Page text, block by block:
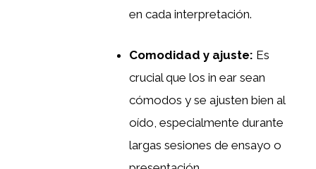
en cada interpretación.
Comodidad y ajuste: Es
crucial que los in ear sean
cómodos y se ajusten bien al
oído, especialmente durante
largas sesiones de ensayo o